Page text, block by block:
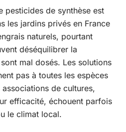
pesticides de synthèse est
les jardins privés en France
naturels, pourtant
déséquilibrer la
mal dosés. Les solutions
pas à toutes les espèces
de cultures,
efficacité, échouent parfois
le climat local.